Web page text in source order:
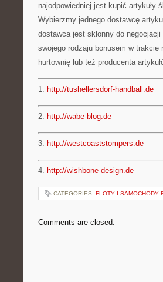
najodpowiedniej jest kupić artykuły
Wybierzmy jednego dostawcę
dostawca jest skłonny do
swojego rodzaju bonusem w
hurtownię lub też producenta
1. http://tushellersdorf-handball.de
2. http://wabe-blog.de
3. http://westcoaststompers.de
4. http://wishbone-design.de
CATEGORIES: FLOTY I SAMOCHODY
Comments are closed.